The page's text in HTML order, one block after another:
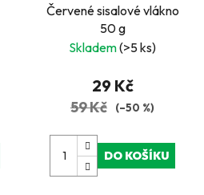
Červené sisalové vlákno
50 g
Skladem(>5 ks)
29 Kč
59 Kč (–50 %)
DO KOŠÍKU